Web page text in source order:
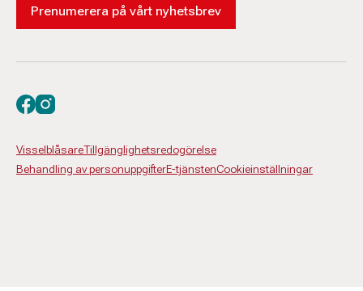
Prenumerera på vårt nyhetsbrev
VisselblåsareTillgänglighetsredogörelse
Behandling av personuppgifterE-tjänstenCookieinställningar
Besök oss på facebook
Besök oss på instagram